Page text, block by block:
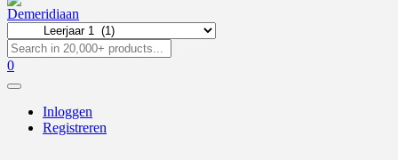
0
Inloggen
Registreren